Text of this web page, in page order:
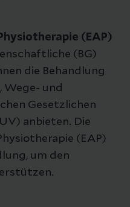
(EAP)
(BG)
die Behandlung
Wege- und
Gesetzlichen
anbieten. Die
(EAP)
um den